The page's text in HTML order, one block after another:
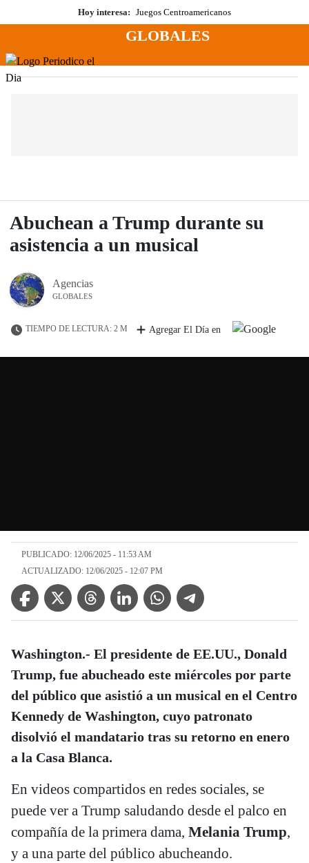
al
Hoy interesa: Juegos Centroamericanos
Menú
GLOBALES
Abuchean a Trump durante su
asistencia a un musical
Agencias
GLOBALES
TIEMPO DE LECTURA: 2 M Agregar El Día en
PUBLICADO: 12/06/2025 - 11:53 AM
ACTUALIZADO: 12/06/2025 - 12:07 PM
Facebook IconTwitter IconThreads IconLinkedin IconWhatsApp IconTelegram Icon
Washington.- El presidente de EE.UU., Donald
Trump, fue abucheado este miércoles por parte
del público que asistió a un musical en el Centro
Kennedy de Washington, cuyo patronato
disolvió el mandatario tras su retorno en enero
a la Casa Blanca.
En videos compartidos en redes sociales, se
puede ver a Trump saludando desde el palco en
compañía de la primera dama, Melania Trump,
y a una parte del público abucheando.